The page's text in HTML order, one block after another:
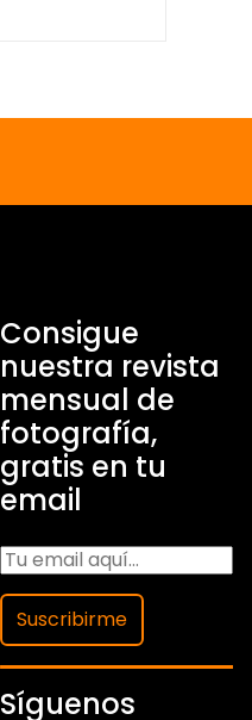
Consigue
nuestra revista
mensual de
fotografía,
gratis en tu
email
Suscribirme
Síguenos